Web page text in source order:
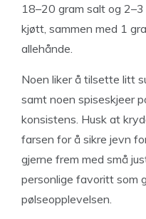
18–20 gram salt og
kjøtt, sammen med 1
allehånde.
Noen liker å tilsette litt
samt noen spiseskjeer
konsistens. Husk at
farsen for å sikre jevn
gjerne frem med små
personlige favoritt som
pølseopplevelsen.